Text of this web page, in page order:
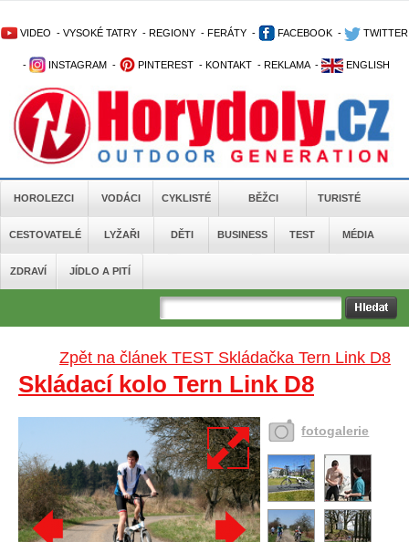
VIDEO - VYSOKÉ TATRY - REGIONY - FERÁTY - FACEBOOK - TWITTER
- INSTAGRAM - PINTEREST - KONTAKT - REKLAMA - ENGLISH
HOROLEZCI VODÁCI CYKLISTÉ BĚŽCI TURISTÉ
CESTOVATELÉ LYŽAŘI DĚTI BUSINESS TEST MÉDIA
ZDRAVÍ JÍDLO A PITÍ
Zpět na článek TEST Skládačka Tern Link D8
Skládací kolo Tern Link D8
fotogalerie